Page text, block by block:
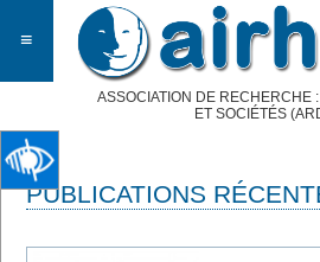
≡
ASSOCIATION DE RECHERCHE
ET SOCIÉTÉS
PUBLICATIONS